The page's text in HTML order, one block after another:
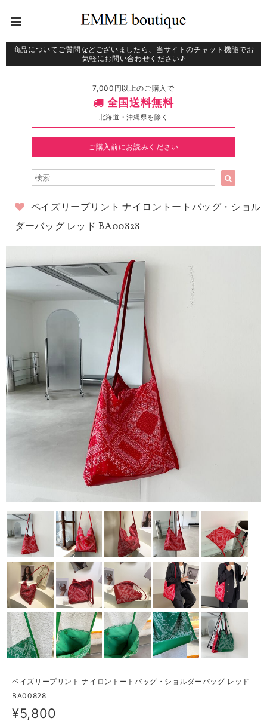
商品についてご質問などございましたら、当サイトのチャット機能でお
気軽にお問い合わせください♪
7,000円以上のご購入で
全国送料無料
北海道・沖縄県を除く
ご購入前にお読みください
ペイズリープリント ナイロントートバッグ・ショル
ダーバッグ レッド BA00828
ペイズリープリント ナイロントートバッグ・ショルダーバッグ レッド
BA00828
¥5,800